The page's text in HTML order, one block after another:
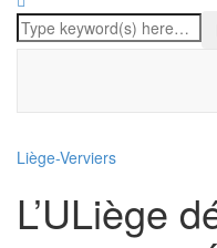
Liège-Verviers
L’ULiège